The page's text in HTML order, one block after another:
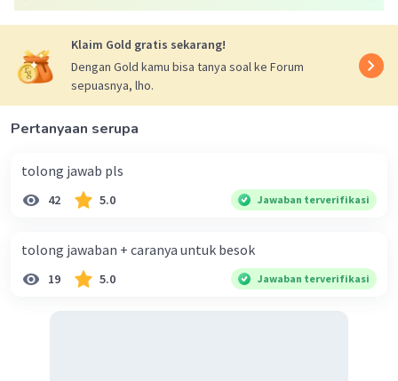
Klaim Gold gratis sekarang!
Dengan Gold kamu bisa tanya soal ke Forum
sepuasnya, lho.
Pertanyaan serupa
tolong jawab pls
42 5.0 Jawaban terverifikasi
tolong jawaban + caranya untuk besok
19 5.0 Jawaban terverifikasi